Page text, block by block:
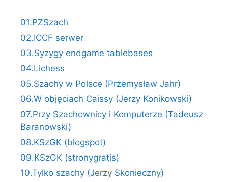
01.PZSzach
02.ICCF serwer
03.Syzygy endgame tablebases
04.Lichess
05.Szachy w Polsce (Przemysław Jahr)
06.W objęciach Caissy (Jerzy Konikowski)
07.Przy Szachownicy i Komputerze (Tadeusz
Baranowski)
08.KSzGK (blogspot)
09.KSzGK (stronygratis)
10.Tylko szachy (Jerzy Skonieczny)